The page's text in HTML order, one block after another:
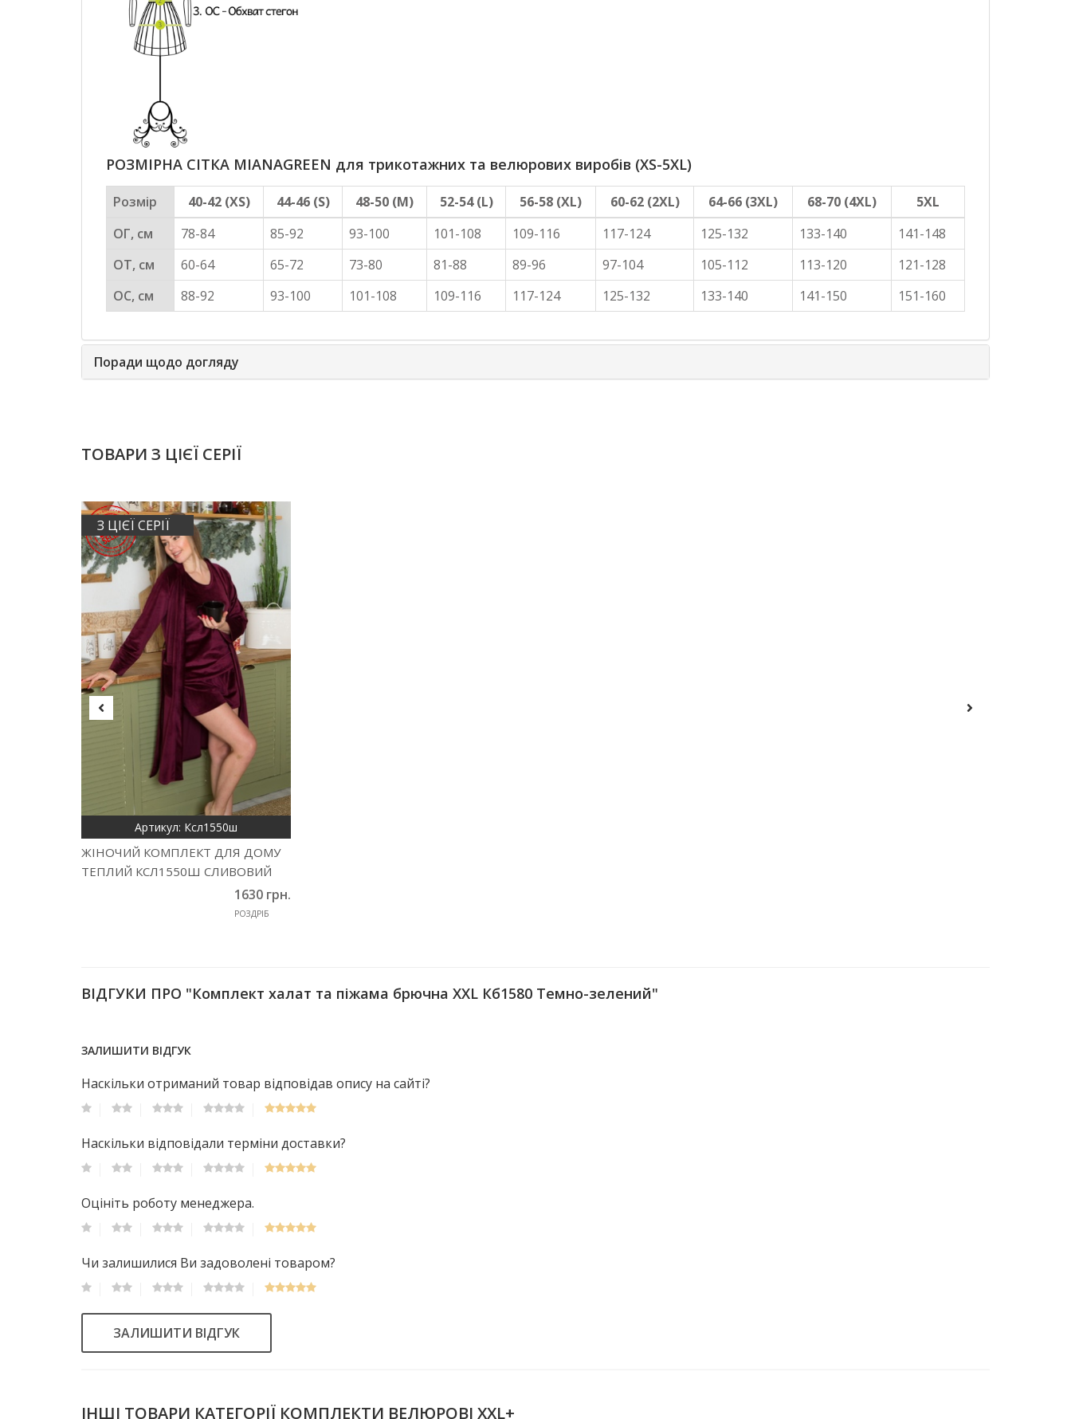
РОЗМІРНА СІТКА MIANAGREEN для трикотажних та велюрових виробів (XS-5XL)
Розмір 40-42 (XS) 44-46 (S) 48-50 (M) 52-54 (L) 56-58 (XL) 60-62 (2XL) 64-66 (3XL) 68-70 (4XL)
5XL
ОГ, см
78-84 85-92 93-100 101-108 109-116 117-124 125-132 133-140
141-148
ОТ, см
60-64 65-72 73-80 81-88 89-96 97-104 105-112 113-120
121-128
ОС, см
88-92 93-100 101-108 109-116 117-124 125-132 133-140 141-150 151-160
Поради щодо догляду
ТОВАРИ З ЦІЄЇ СЕРІЇ
З ЦІЄЇ СЕРІЇ
Артикул: Ксл1550ш
ЖІНОЧИЙ КОМПЛЕКТ ДЛЯ ДОМУ
ТЕПЛИЙ КСЛ1550Ш СЛИВОВИЙ
1630 грн.
РОЗДРІБ
ВІДГУКИ ПРО "Комплект халат та піжама брючна XXL Кб1580 Темно-зелений"
ЗАЛИШИТИ ВІДГУК
Наскільки отриманий товар відповідав опису на сайті?
Наскільки відповідали терміни доставки?
Оцініть роботу менеджера.
Чи залишилися Ви задоволені товаром?
ЗАЛИШИТИ ВІДГУК
ІНШІ ТОВАРИ КАТЕГОРІЇ КОМПЛЕКТИ ВЕЛЮРОВІ XXL+